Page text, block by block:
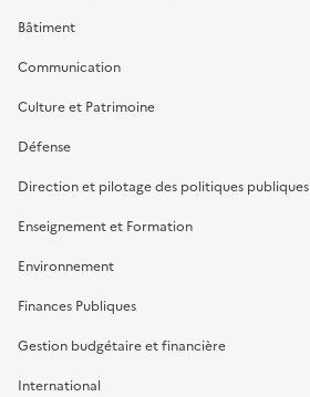
Bâtiment
Communication
Culture et Patrimoine
Défense
Direction et pilotage des politiques publiques
Enseignement et Formation
Environnement
Finances Publiques
Gestion budgétaire et financière
International